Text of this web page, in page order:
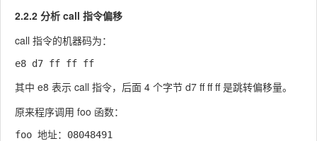
2.2.2 分析 call 指令偏移
call 指令的机器码为：
其中 e8 表示 call 指令，后面 4 个字节 d7 ff ff ff是跳转偏移量。
原来程序调用 foo 函数：
foo 地址：08048491